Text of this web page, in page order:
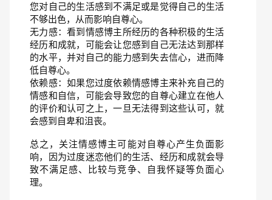
您对自己的生活感到不满足或是觉得自己的生活
不够出色，从而影响自尊心。
无力感：看到情感博主所经历的各种积极的生活
经历和成就，可能会让您感到自己无法达到那样
的水平，并对自己的能力感到失去信心，进而降
低自尊心。
依赖感：如果您过度依赖情感博主来补充自己的
情感和自信，可能会导致您的自尊心建立在他人
的评价和认可之上，一旦无法得到这些认可，就
会感到自卑和沮丧。
总之，关注情感博主可能对自尊心产生负面影
响，因为过度迷恋他们的生活、经历和成就会导
致不满足感、比较与竞争、自我怀疑等负面心
理。